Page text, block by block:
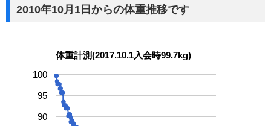
2010年10月1日からの体重推移です
体重計測(2017.10.1入会時99.7kg)
90
95
100